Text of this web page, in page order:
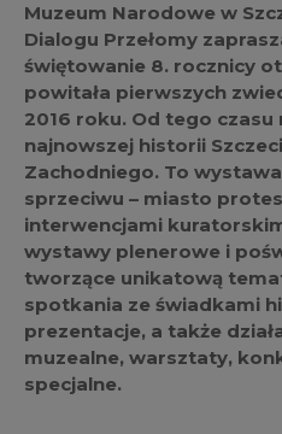
Muzeum Narodowe w
Dialogu Przełomy
świętowanie 8. rocznicy
powitała pierwszych
2016 roku. Od tego
najnowszej historii
Zachodniego. To
sprzeciwu – miasto
interwencjami
wystawy plenerowe i
tworzące unikatową
spotkania ze świadkami
prezentacje, a także
muzealne, warsztaty,
specjalne.